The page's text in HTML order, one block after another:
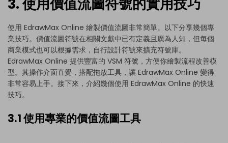
3. 使用價值流圖符號的實用技巧
使用 EdrawMax Online 繪製價值流圖非常簡單。以下分享幾個專
業技巧。價值流圖符號在相關文獻中已有定義且廣為人知，但每個
商業模式也可以根據需求，自行設計符號來擴充符號庫。
EdrawMax Online 提供豐富的 VSM 符號，方便你繪製流程改善模
型。其操作介面直覺，搭配拖放工具，讓 EdrawMax Online 變得
非常容易上手。接下來，介紹幾個使用 EdrawMax Online 的快速
技巧。
3.1 使用專業的價值流圖工具